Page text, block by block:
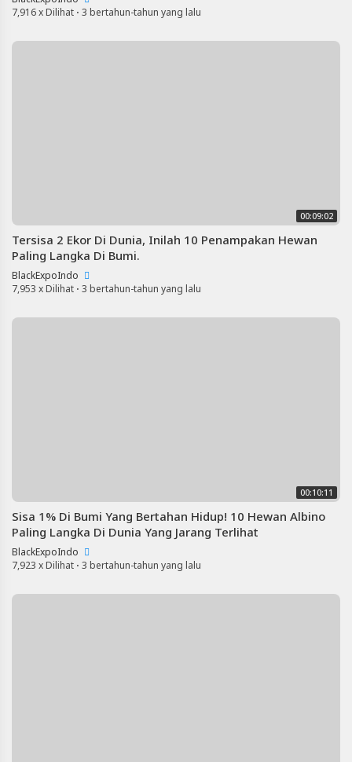
Terbaru
Blackexpo
Berbagi
Video
Indonesia
Published
Blackexpo
Powered
7,916 x Dilihat · 3 bertahun-tahun yang lalu
00:09:02
Tersisa 2 Ekor Di Dunia, Inilah 10 Penampakan Hewan
Paling Langka Di Bumi.
BlackExpoIndo
7,953 x Dilihat · 3 bertahun-tahun yang lalu
00:10:11
Sisa 1% Di Bumi Yang Bertahan Hidup! 10 Hewan Albino
Paling Langka Di Dunia Yang Jarang Terlihat
BlackExpoIndo
7,923 x Dilihat · 3 bertahun-tahun yang lalu